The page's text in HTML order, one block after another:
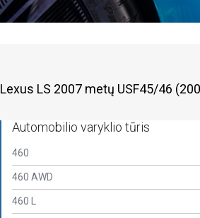
Lexus LS 2007 metų USF45/46
Automobilio varyklio tūris
460
460 AWD
460 L